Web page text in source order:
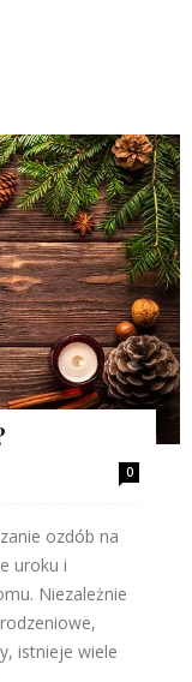
0
ozdób na
uroku i
Niezależnie
istnieje wiele